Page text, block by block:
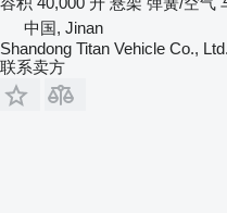
中国, Jinan
Shandong Titan Vehicle Co., Ltd.
联系卖方